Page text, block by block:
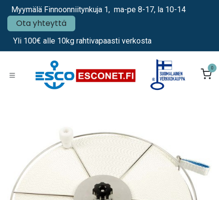
Siirry sisältöön
Myymälä Finnoonniitynkuja 1, ma-pe 8-17, la 10-14
Ota yhteyttä
Yli 100€ alle 10kg rahtivapaasti verkosta
0